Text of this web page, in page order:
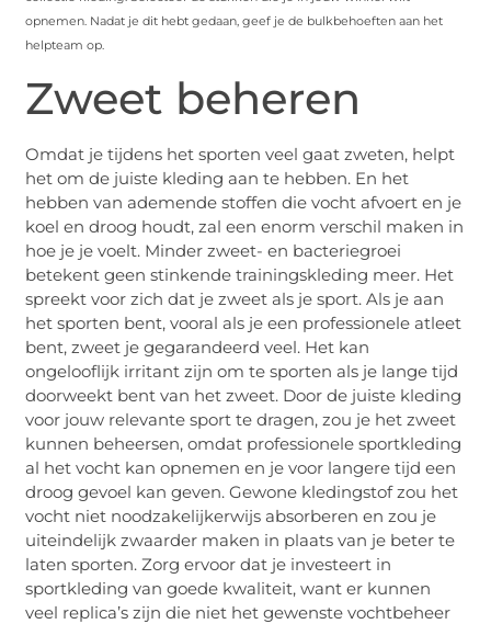
opnemen. Nadat je dit hebt gedaan, geef je de bulkbehoeften aan het
helpteam op.
Zweet beheren
Omdat je tijdens het sporten veel gaat zweten, helpt
het om de juiste kleding aan te hebben. En het
hebben van ademende stoffen die vocht afvoert en je
koel en droog houdt, zal een enorm verschil maken in
hoe je je voelt. Minder zweet- en bacteriegroei
betekent geen stinkende trainingskleding meer. Het
spreekt voor zich dat je zweet als je sport. Als je aan
het sporten bent, vooral als je een professionele atleet
bent, zweet je gegarandeerd veel. Het kan
ongelooflijk irritant zijn om te sporten als je lange tijd
doorweekt bent van het zweet. Door de juiste kleding
voor jouw relevante sport te dragen, zou je het zweet
kunnen beheersen, omdat professionele sportkleding
al het vocht kan opnemen en je voor langere tijd een
droog gevoel kan geven. Gewone kledingstof zou het
vocht niet noodzakelijkerwijs absorberen en zou je
uiteindelijk zwaarder maken in plaats van je beter te
laten sporten. Zorg ervoor dat je investeert in
sportkleding van goede kwaliteit, want er kunnen
veel replica’s zijn die niet het gewenste vochtbeheer